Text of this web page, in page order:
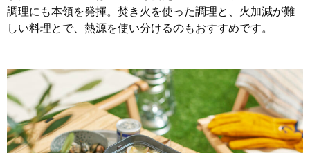
調理にも本領を発揮。焚き火を使った調理と、火加減が難
しい料理とで、熱源を使い分けるのもおすすめです。